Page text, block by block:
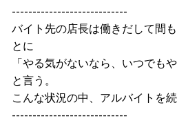
----------------------------
バイト先の店長は働きだして間
とに
「やる気がないなら、いつでも
と言う。
こんな状況の中、アルバイトを
----------------------------